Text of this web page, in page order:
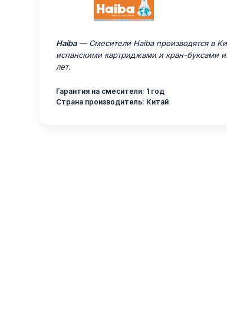
Haiba— Смесители Haiba производятся в
испанскими картриджами и кран-буксами
лет.
Гарантия на смесители: 1 год
Страна производитель: Китай